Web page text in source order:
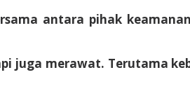
antara pihak
juga merawat. Terutama